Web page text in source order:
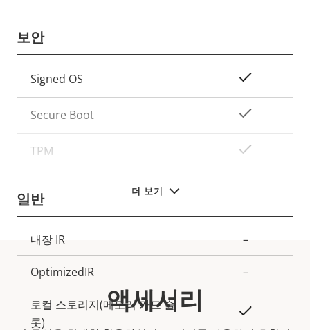
더 보기
보안
속
성
설
속
값
Signed OS
Secure Boot
TPM
일반
속
성
설
명
성
값
내장 IR –
OptimizedIR –
로컬 스토리지(메모리 카드 슬
롯)
액세서리